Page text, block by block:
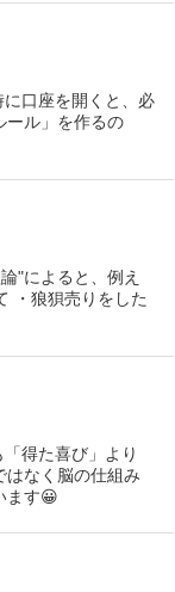
口座を開くと、必
ール」を作るの
"によると、例え
・狼狽売りをした
得た喜び」より
はなく脳の仕組み
ます😀